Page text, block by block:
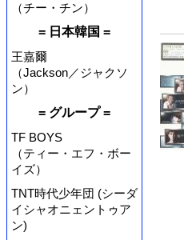
（チー・チン）
= 日本韓国 =
王嘉爾
（Jackson／ジャクソ
ン）
= グループ =
TF BOYS
（ティー・エフ・ボー
イズ）
TNT時代少年団 (シーダ
イシャオニェントゥア
ン)